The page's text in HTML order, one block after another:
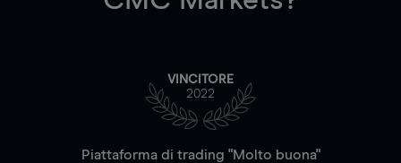
VINCITORE
2022
Piattaforma di trading "Molto buona"